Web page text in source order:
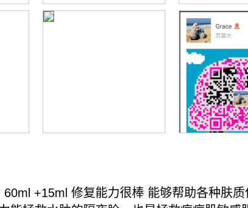
+15ml 修复能力很棒 能够帮助各种肤